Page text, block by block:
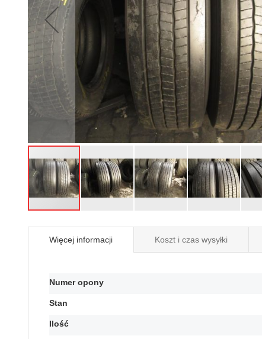
na
początekWięcej informacji
Więcej
Numer opony
Stan
Ilość
Koszt i czas wysyłki